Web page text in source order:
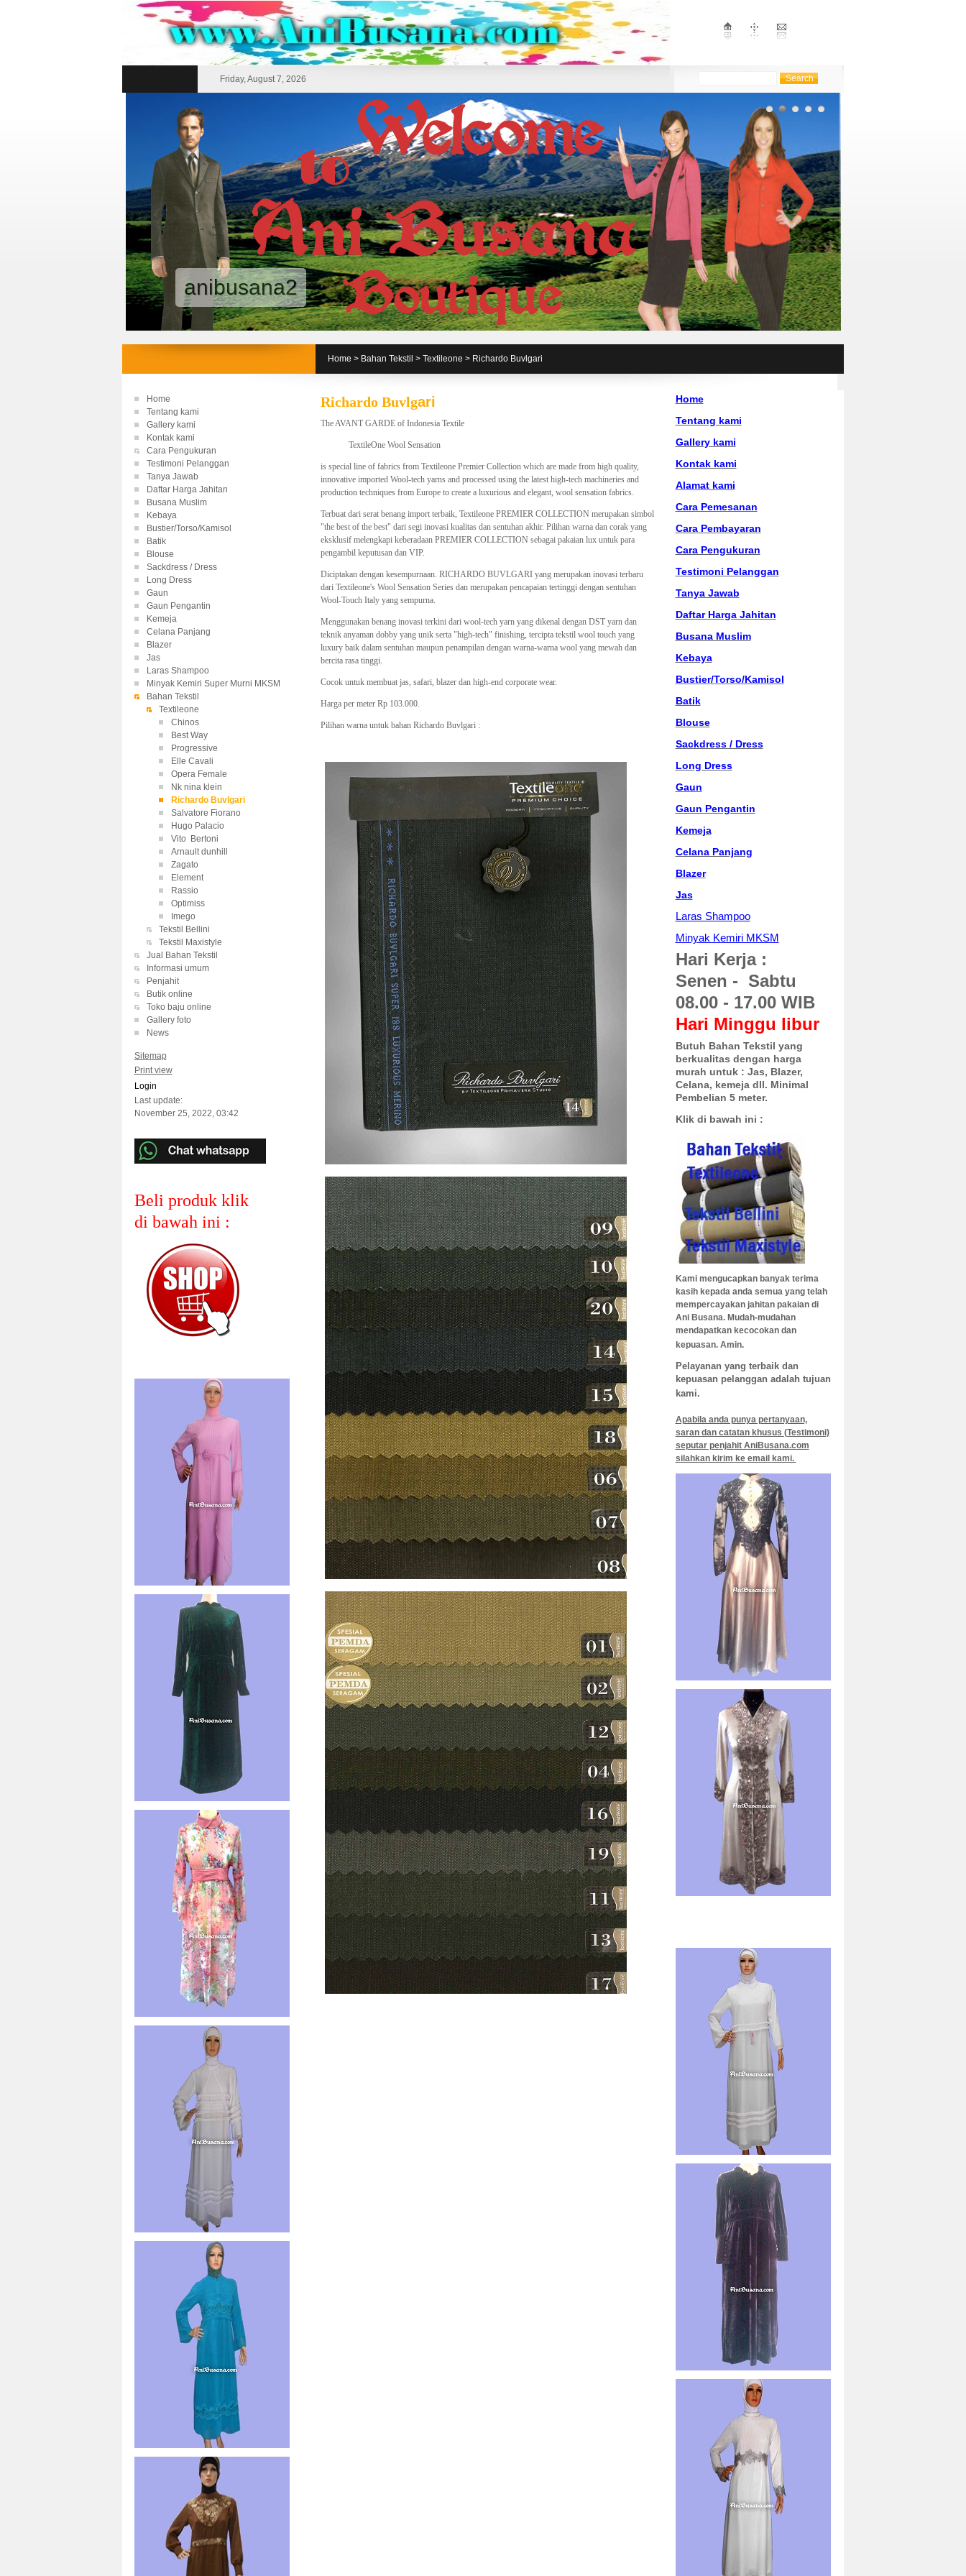
Friday, August 7, 2026
Home > Bahan Tekstil > Textileone > Richardo Buvlgari
Home
Tentang kami
Gallery kami
Kontak kami
Cara Pengukuran
Testimoni Pelanggan
Tanya Jawab
Daftar Harga Jahitan
Busana Muslim
Kebaya
Bustier/Torso/Kamisol
Batik
Blouse
Sackdress / Dress
Long Dress
Gaun
Gaun Pengantin
Kemeja
Celana Panjang
Blazer
Jas
Laras Shampoo
Minyak Kemiri Super Murni MKSM
Bahan Tekstil
Textileone
Chinos
Best Way
Progressive
Elle Cavali
Opera Female
Nk nina klein
Richardo Buvlgari
Salvatore Fiorano
Hugo Palacio
Vito Bertoni
Arnault dunhill
Zagato
Element
Rassio
Optimiss
Imego
Tekstil Bellini
Tekstil Maxistyle
Jual Bahan Tekstil
Informasi umum
Penjahit
Butik online
Toko baju online
Gallery foto
News
Sitemap
Print view
Login
Last update:
November 25, 2022, 03:42
Beli produk klik
di bawah ini :
Richardo Buvlgari
The AVANT GARDE of Indonesia Textile
TextileOne Wool Sensation
is special line of fabrics from Textileone Premier Collection which are made from high quality,
innovative imported Wool-tech yarns and processed using the latest high-tech machineries and
production techniques from Europe to create a luxurious and elegant, wool sensation fabrics.
Terbuat dari serat benang import terbaik, Textileone PREMIER COLLECTION merupakan simbol
"the best of the best" dari segi inovasi kualitas dan sentuhan akhir. Pilihan warna dan corak yang
eksklusif melengkapi keberadaan PREMIER COLLECTION sebagai pakaian lux untuk para
pengambil keputusan dan VIP.
Diciptakan dengan kesempurnaan. RICHARDO BUVLGARI yang merupakan inovasi terbaru
dari Textileone's Wool Sensation Series dan merupakan pencapaian tertinggi dengan sentuhan
Wool-Touch Italy yang sempurna.
Menggunakan benang inovasi terkini dari wool-tech yarn yang dikenal dengan DST yarn dan
teknik anyaman dobby yang unik serta "high-tech" finishing, tercipta tekstil wool touch yang
luxury baik dalam sentuhan maupun penampilan dengan warna-warna wool yang mewah dan
bercita rasa tinggi.
Cocok untuk membuat jas, safari, blazer dan high-end corporate wear.
Harga per meter Rp 103.000.
Pilihan warna untuk bahan Richardo Buvlgari :
Home
Tentang kami
Gallery kami
Kontak kami
Alamat kami
Cara Pemesanan
Cara Pembayaran
Cara Pengukuran
Testimoni Pelanggan
Tanya Jawab
Daftar Harga Jahitan
Busana Muslim
Kebaya
Bustier/Torso/Kamisol
Batik
Blouse
Sackdress / Dress
Long Dress
Gaun
Gaun Pengantin
Kemeja
Celana Panjang
Blazer
Jas
Laras Shampoo
Minyak Kemiri MKSM
Hari Kerja :
Senen - Sabtu
08.00 - 17.00 WIB
Hari Minggu libur
Butuh Bahan Tekstil yang
berkualitas dengan harga
murah untuk : Jas, Blazer,
Celana, kemeja dll. Minimal
Pembelian 5 meter.
Klik di bawah ini :
Kami mengucapkan banyak terima
kasih kepada anda semua yang telah
mempercayakan jahitan pakaian di
Ani Busana. Mudah-mudahan
mendapatkan kecocokan dan
kepuasan. Amin.
Pelayanan yang terbaik dan
kepuasan pelanggan adalah tujuan
kami.
Apabila anda punya pertanyaan,
saran dan catatan khusus (Testimoni)
seputar penjahit AniBusana.com
silahkan kirim ke email kami.